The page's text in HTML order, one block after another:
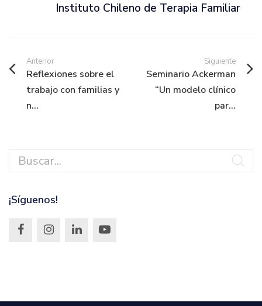
Instituto Chileno de Terapia Familiar
Anterior
Reflexiones sobre el
trabajo con familias y
n...
Siguiente
Seminario Ackerman
“Un modelo clínico
par...
¡Síguenos!